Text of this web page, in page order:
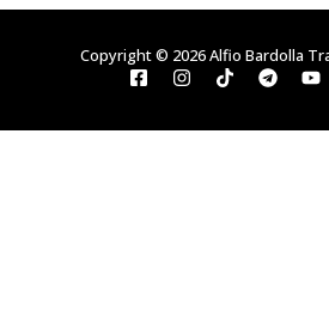
Copyright © 2026 Alfio Bardolla